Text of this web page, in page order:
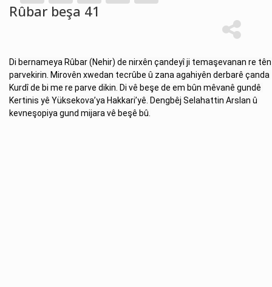
Rûbar beşa 41
Di bernameya Rûbar (Nehir) de nirxên çandeyî ji temaşevanan re tên
parvekirin. Mirovên xwedan tecrûbe û zana agahiyên derbarê çanda
Kurdî de bi me re parve dikin. Di vê beşe de em bûn mêvanê gundê
Kertinis yê Yüksekova’ya Hakkari’yê. Dengbêj Selahattin Arslan û
kevneşopiya gund mijara vê beşê bû.